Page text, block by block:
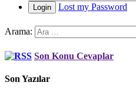
Login Lost my Password
Arama:
Son Konu Cevaplar
Son Yazılar